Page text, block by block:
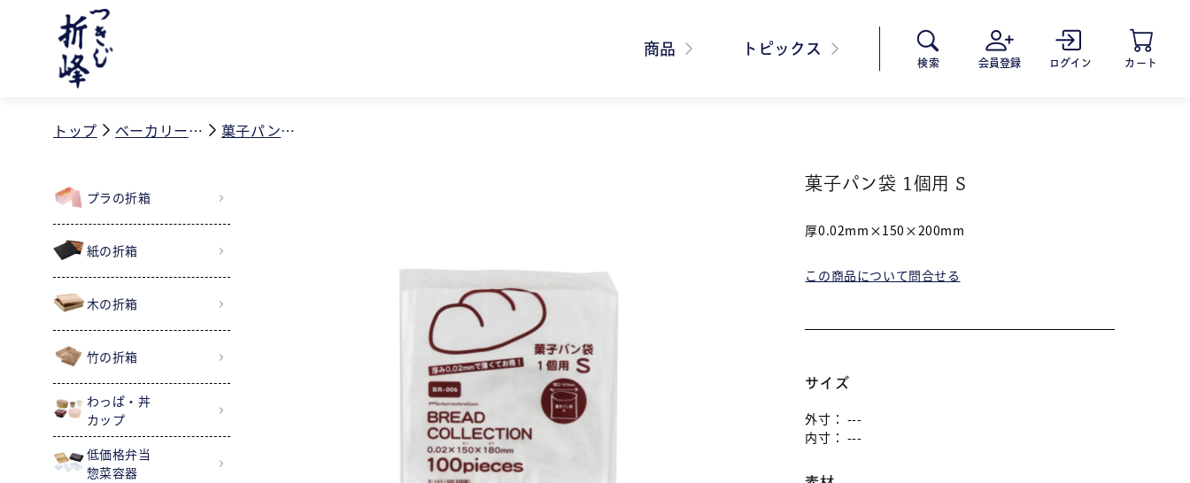
ンツに
商品 トピックス
検索 会員登録 ログイン カート
トップ ベーカリー用品 菓子パン袋 1個用 S
プラの折箱
紙の折箱
木の折箱
竹の折箱
わっぱ・丼
カップ
低価格弁当
惣菜容器
菓子パン袋 1個用 S
厚0.02mm×150×200mm
この商品について問合せる
サイズ
外寸： ---
内寸： ---